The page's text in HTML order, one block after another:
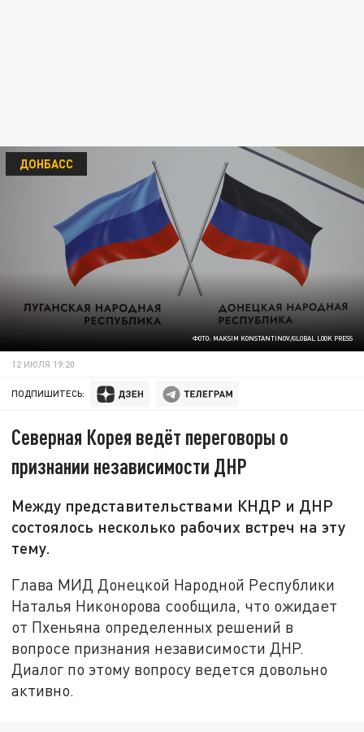
ФОТО: MAKSIM KONSTANTINOV/GLOBAL LOOK PRESS
ДОНБАСС
12 ИЮЛЯ 19:20
ПОДПИШИТЕСЬ:
Северная Корея ведёт переговоры о
признании независимости ДНР
Между представительствами КНДР и ДНР
состоялось несколько рабочих встреч на эту
тему.
Глава МИД Донецкой Народной Республики
Наталья Никонорова сообщила, что ожидает
от Пхеньяна определенных решений в
вопросе признания независимости ДНР.
Диалог по этому вопросу ведется довольно
активно.